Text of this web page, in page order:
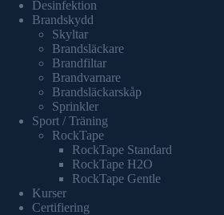
Desinfektion
Brandskydd
Skyltar
Brandsläckare
Brandfiltar
Brandvarnare
Brandsläckarskåp
Sprinkler
Sport / Träning
RockTape
RockTape Standard
RockTape H2O
RockTape Gentle
Kurser
Certifiering